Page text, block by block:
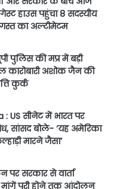
गेस्ट हाउस पहुंचा 8 सदस्यीय
का अल्टीमेटम
पुलिस की मप्र में बड़ी
कारोबारी अशोक जैन की
कुर्क
: US सीनेट में भारत पर
सांसद बोले- ‘यह अमेरिका
मारने जैसा’
पर सरकार से वार्ता
मांगें पूरी होने तक आंदोलन